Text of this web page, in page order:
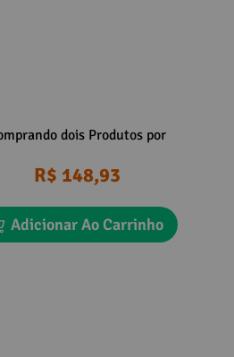
dois Produtos por
R$ 148,93
Adicionar Ao Carrinho